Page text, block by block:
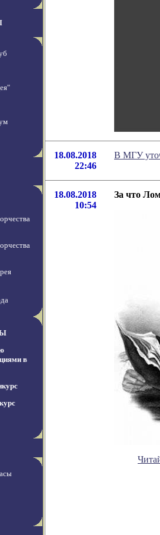
в
18.08.2018
22:46
В МГУ
18.08.2018
10:54
За что